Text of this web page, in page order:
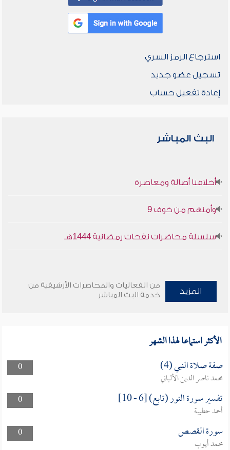
استرجاع الرمز السري
تسجيل عضو جديد
إعادة تفعيل حساب
البث المباشر
أخلاقنا أصالة ومعاصرة
وأمنهم من خوف 9
سلسلة محاضرات نفحات رمضانية 1444هـ
المزيد
من الفعاليات والمحاضرات الأرشيفية من
خدمة البث المباشر
الأكثر استماعا لهذا الشهر
0 صفة صلاة النبي (4)
محمد ناصر الدين الألباني
0
تفسير سورة النور (تابع) [6 - 10]
أحمد حطيبة
0
سورة القصص
محمد أيوب